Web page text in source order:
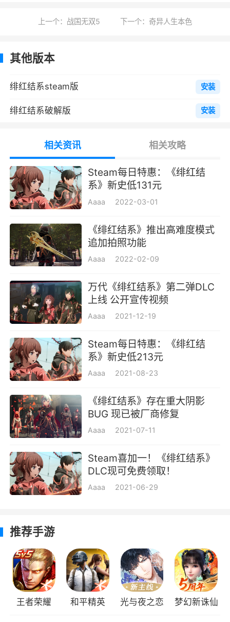
讨伐怪异
异」。对付通常武器也无法造成伤害的怪异，运
以「脑部」高度发展的人类获得特殊力量
控非凡力量的超脑力者，恣意驰骋脑部庞克的世
界吧。
体验双主角的故事
结人皇与重兰德尔。采用皆能操控「念力」
的两位超脑力者视角，享受戏剧性的故事。
预购奖励
追加附属品「肩上的吐吐神」11种套组
追加服装「特殊服装-音-」全角色套组
追加附属品「脸部视觉影像 刻印」
追加附属品「捕梦网」
游戏玩法
此为以脑部与科技蓬勃发展的世界为舞台，
可以置身体验运用自身「念力」与伙伴们的形形
色色力量战斗的超脑力动作，以及采用双主角视
游戏评价
这是一款日系风格的动作冒险游戏，游戏设
人具有很高的挑战性，需要不断练习才能通关，
游戏视频
上一个：战国无双5 下一个：奇异人生本色
其他版本
绯红结系steam版 安装
绯红结系破解版 安装
相关资讯 相关攻略
Steam每日特惠：《绯红结
系》新史低131元
Aaaa 2022-03-01
《绯红结系》推出高难度模式
追加拍照功能
Aaaa 2022-02-09
万代《绯红结系》第二弹DLC
上线 公开宣传视频
Aaaa 2021-12-19
Steam每日特惠：《绯红结
系》新史低213元
Aaaa 2021-08-23
《绯红结系》存在重大阴影
BUG 现已被厂商修复
Aaaa 2021-07-11
Steam喜加一！《绯红结系》
DLC现可免费领取！
Aaaa 2021-06-29
推荐手游
王者荣耀 和平精英 光与夜之恋 梦幻新诛仙